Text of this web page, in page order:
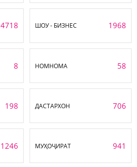
4718 ШОУ - БИЗНЕС 1968
8 НОМНОМА 58
198 ДАСТАРХОН 706
1246 МУҲОҶИРАТ 941